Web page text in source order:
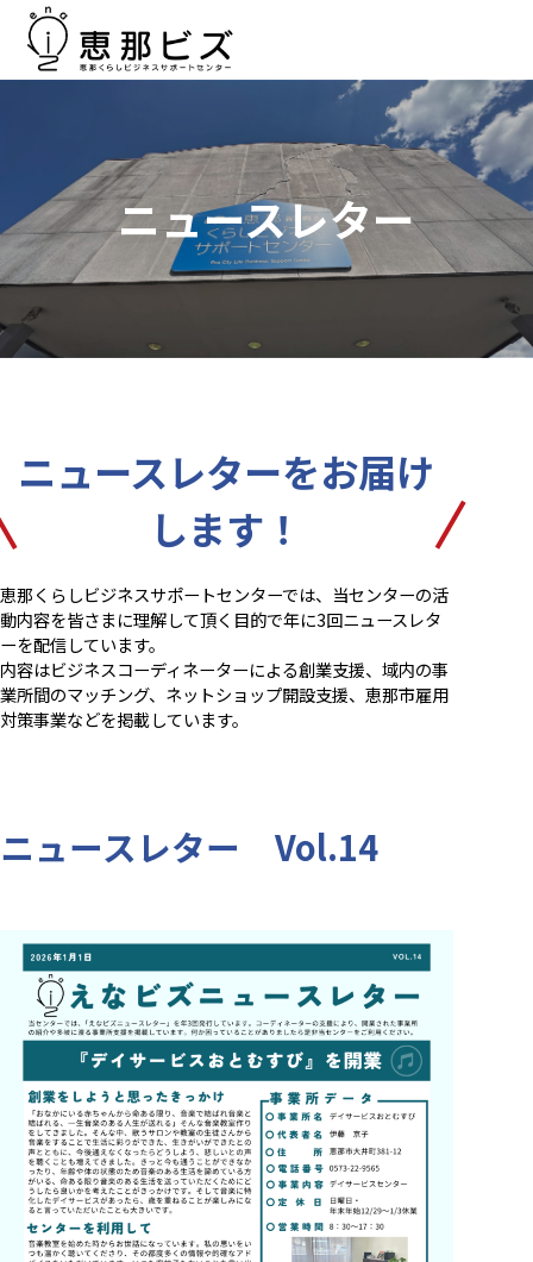
ニュースレター
ニュースレターをお届け
します！
恵那くらしビジネスサポートセンターでは、当センターの活
動内容を皆さまに理解して頂く目的で年に3回ニュースレタ
ーを配信しています。
内容はビジネスコーディネーターによる創業支援、域内の事
業所間のマッチング、ネットショップ開設支援、恵那市雇用
対策事業などを掲載しています。
ニュースレター Vol.14